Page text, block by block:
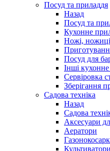
Посуд та приладдя
Назад
Посуд та
Кухонне
Ножі,
Посуд для
Інші
Сервіровка
Зберігання
Садова техніка
Назад
Садова
Аксесуари
Аератори